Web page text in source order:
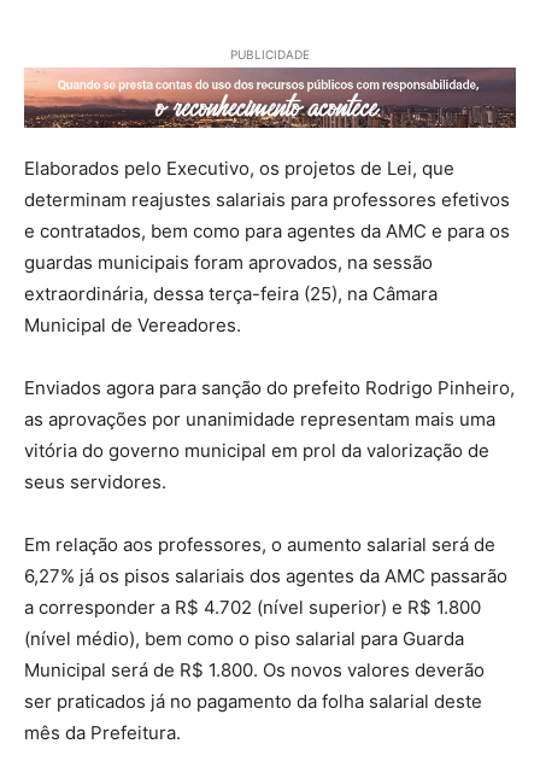
PUBLICIDADE
Elaborados pelo Executivo, os projetos de Lei, que
determinam reajustes salariais para professores efetivos
e contratados, bem como para agentes da AMC e para os
guardas municipais foram aprovados, na sessão
extraordinária, dessa terça-feira (25), na Câmara
Municipal de Vereadores.
Enviados agora para sanção do prefeito Rodrigo Pinheiro,
as aprovações por unanimidade representam mais uma
vitória do governo municipal em prol da valorização de
seus servidores.
Em relação aos professores, o aumento salarial será de
6,27% já os pisos salariais dos agentes da AMC passarão
a corresponder a R$ 4.702 (nível superior) e R$ 1.800
(nível médio), bem como o piso salarial para Guarda
Municipal será de R$ 1.800. Os novos valores deverão
ser praticados já no pagamento da folha salarial deste
mês da Prefeitura.